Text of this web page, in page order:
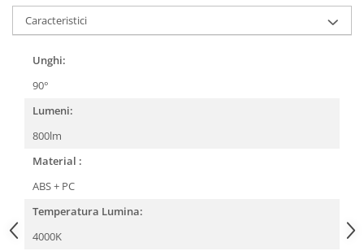
Caracteristici
Unghi:
90°
Lumeni:
800lm
Material :
ABS + PC
Temperatura Lumina:
4000K